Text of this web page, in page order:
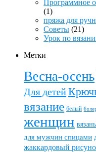
Программное
(1)
пряжа для
Советы (21)
Урок по
Метки
Весна-осень
Для детей
вязание белый
женщин
для мужчин спицами
жаккардовый